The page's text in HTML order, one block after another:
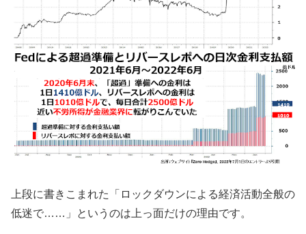
上段に書きこまれた「ロックダウンによる経済活動全般の
低迷で……」というのは上っ面だけの理由です。